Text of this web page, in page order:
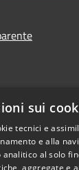
sui
tecnici e
e alla
analitico al solo
aggregate e